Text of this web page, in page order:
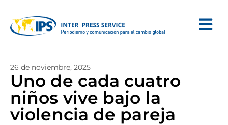
26 de noviembre, 2025
Uno de cada cuatro
niños vive bajo la
violencia de pareja